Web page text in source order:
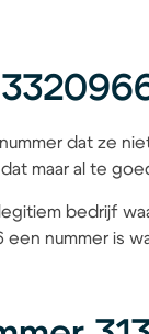
dat ze
maar al te
bedrijf
een nummer is